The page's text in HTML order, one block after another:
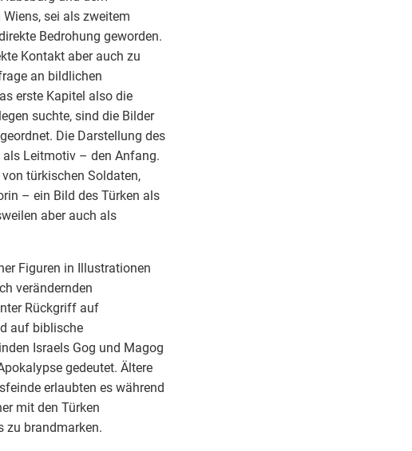
sei als zweitem
Bedrohung geworden.
Kontakt aber auch zu
an bildlichen
erste Kapitel also die
suchte, sind die Bilder
Die Darstellung des
Leitmotiv – den Anfang.
türkischen Soldaten,
– ein Bild des Türken als
aber auch als
Figuren in Illustrationen
verändernden
Rückgriff auf
auf biblische
Israels Gog und Magog
gedeutet. Ältere
erlaubten es während
mit den Türken
zu brandmarken.